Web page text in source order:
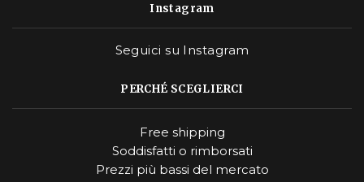
Instagram
Seguici su Instagram
PERCHÉ SCEGLIERCI
Free shipping
Soddisfatti o rimborsati
Prezzi più bassi del mercato